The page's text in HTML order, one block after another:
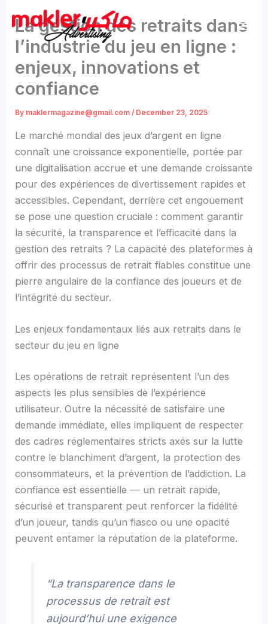
content
La gestion des retraits dans
l’industrie du jeu en ligne :
enjeux, innovations et
confiance
By maklermagazine@gmail.com/ December 23, 2025
Le marché mondial des jeux d’argent en ligne
connaît une croissance exponentielle, portée par
une digitalisation accrue et une demande croissante
pour des expériences de divertissement rapides et
accessibles. Cependant, derrière cet engouement
se pose une question cruciale : comment garantir
la sécurité, la transparence et l’efficacité dans la
gestion des retraits ? La capacité des plateformes à
offrir des processus de retrait fiables constitue une
pierre angulaire de la confiance des joueurs et de
l’intégrité du secteur.
Les enjeux fondamentaux liés aux retraits dans le
secteur du jeu en ligne
Les opérations de retrait représentent l’un des
aspects les plus sensibles de l’expérience
utilisateur. Outre la nécessité de satisfaire une
demande immédiate, elles impliquent de respecter
des cadres réglementaires stricts axés sur la lutte
contre le blanchiment d’argent, la protection des
consommateurs, et la prévention de l’addiction. La
confiance est essentielle — un retrait rapide,
sécurisé et transparent peut renforcer la fidélité
d’un joueur, tandis qu’un fiasco ou une opacité
peuvent entamer la réputation de la plateforme.
“La transparence dans le
processus de retrait est
aujourd’hui une exigence